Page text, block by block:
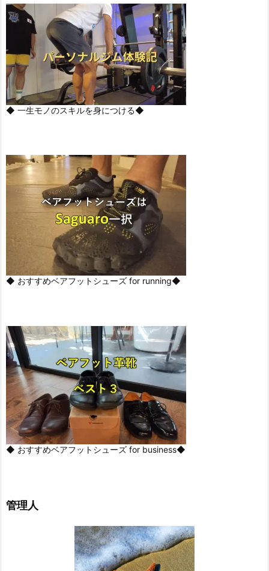
◆ 一生モノのスキルを身につける◆
◆ おすすめベアフットシューズ for running◆
◆ おすすめベアフットシューズ for business◆
管理人